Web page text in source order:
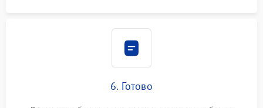
6. Готово